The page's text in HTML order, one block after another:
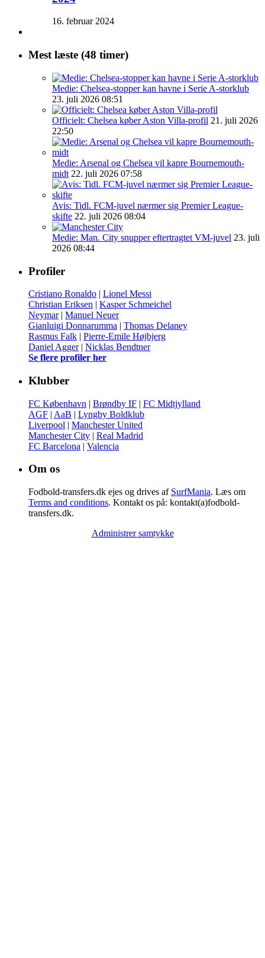
16. februar 2024
Mest læste (48 timer)
Medie: Chelsea-stopper kan havne i Serie A-storklub
23. juli 2026 08:51
Officielt: Chelsea køber Aston Villa-profil 21. juli 2026
22:50
Medie: Arsenal og Chelsea vil kapre Bournemouth-
midt 22. juli 2026 07:58
Avis: Tidl. FCM-juvel nærmer sig Premier League-
skifte 22. juli 2026 08:04
Medie: Man. City snupper eftertragtet VM-juvel 23. juli
2026 08:44
Profiler
Cristiano Ronaldo | Lionel Messi
Christian Eriksen | Kasper Schmeichel
Neymar| Manuel Neuer
Gianluigi Donnarumma | Thomas Delaney
Rasmus Falk | Pierre-Emile Højbjerg
Daniel Agger| Nicklas Bendtner
Se flere profiler her
Klubber
FC København | Brøndby IF | FC Midtjylland
AGF | AaB | Lyngby Boldklub
Liverpool | Manchester United
Manchester City | Real Madrid
FC Barcelona | Valencia
Om os
Fodbold-transfers.dk ejes og drives af SurfMania. Læs om
Terms and conditions. Kontakt os på: kontakt(a)fodbold-
transfers.dk.
Administrer samtykke